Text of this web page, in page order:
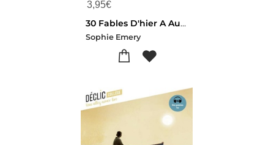
3,95€
30 Fables D'hier A Aujourd'hui
Sophie Emery